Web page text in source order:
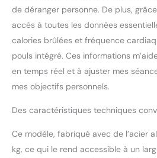
de déranger personne. De plus, grâce
accès à toutes les données
calories brûlées et fréquence
pouls intégré. Ces informations
en temps réel et à ajuster mes
mes objectifs personnels.
Des caractéristiques techniques
Ce modèle, fabriqué avec de l’acier
kg, ce qui le rend accessible à un